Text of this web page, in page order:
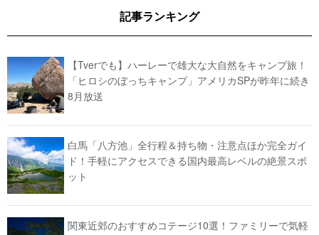
記事ランキング
【Tverでも】ハーレーで雄大な大自然をキャンプ旅！
「ヒロシのぼっちキャンプ」アメリカSPが昨年に続き
8月放送
白馬「八方池」全行程＆持ち物・注意点ほか完全ガイ
ド！手軽にアクセスできる国内最高レベルの絶景スポ
ット
関東近郊のおすすめコテージ10選！ファミリーで気軽